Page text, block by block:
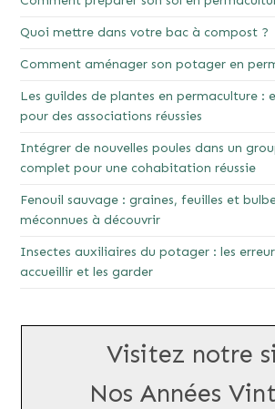
Quoi mettre dans votre bac à compost ?
Comment aménager son potager en
Les guildes de plantes en permaculture :
pour des associations réussies
Intégrer de nouvelles poules dans un
complet pour une cohabitation réussie
Fenouil sauvage : graines, feuilles et
méconnues à découvrir
Insectes auxiliaires du potager : les
accueillir et les garder
Visitez notre
Nos Années